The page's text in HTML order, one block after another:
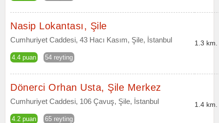
Nasip Lokantası, Şile
Cumhuriyet Caddesi, 43 Hacı Kasım, Şile, İstanbul
4.4 puan 54 reyting
1.3 km.
Dönerci Orhan Usta, Şile Merkez
Cumhuriyet Caddesi, 106 Çavuş, Şile, İstanbul
4.2 puan 65 reyting
1.4 km.